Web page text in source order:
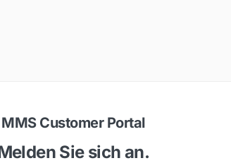
MMS Customer Portal
Sie sich an.